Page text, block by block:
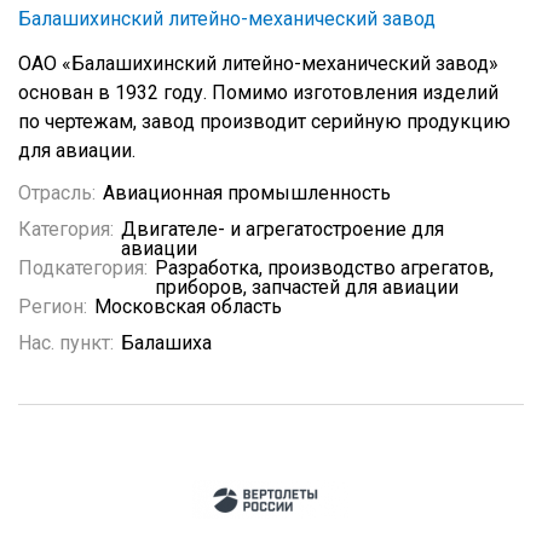
Балашихинский литейно-механический завод
ОАО «Балашихинский литейно-механический завод»
основан в 1932 году. Помимо изготовления изделий
по чертежам, завод производит серийную продукцию
для авиации.
Отрасль: Авиационная промышленность
Категория: Двигателе- и агрегатостроение для
авиации
Подкатегория: Разработка, производство агрегатов,
приборов, запчастей для авиации
Регион: Московская область
Нас. пункт: Балашиха